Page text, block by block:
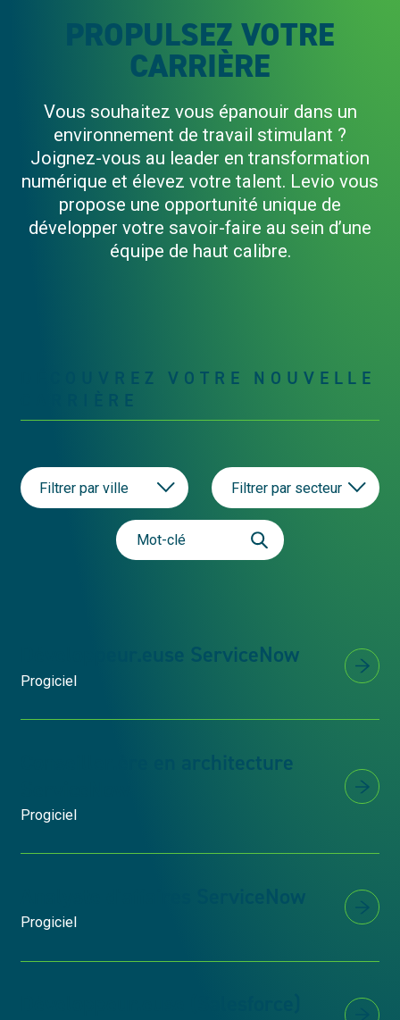
PROPULSEZ VOTRE
CARRIÈRE
Vous souhaitez vous épanouir dans un
environnement de travail stimulant ?
Joignez-vous au leader en transformation
numérique et élevez votre talent. Levio vous
propose une opportunité unique de
développer votre savoir-faire au sein d’une
équipe de haut calibre.
DÉCOUVREZ VOTRE NOUVELLE
Filtrer par ville Filtrer par secteur
Développeur.euse ServiceNow
Progiciel
Conseiller.ère en architecture
Progiciel
Progiciel